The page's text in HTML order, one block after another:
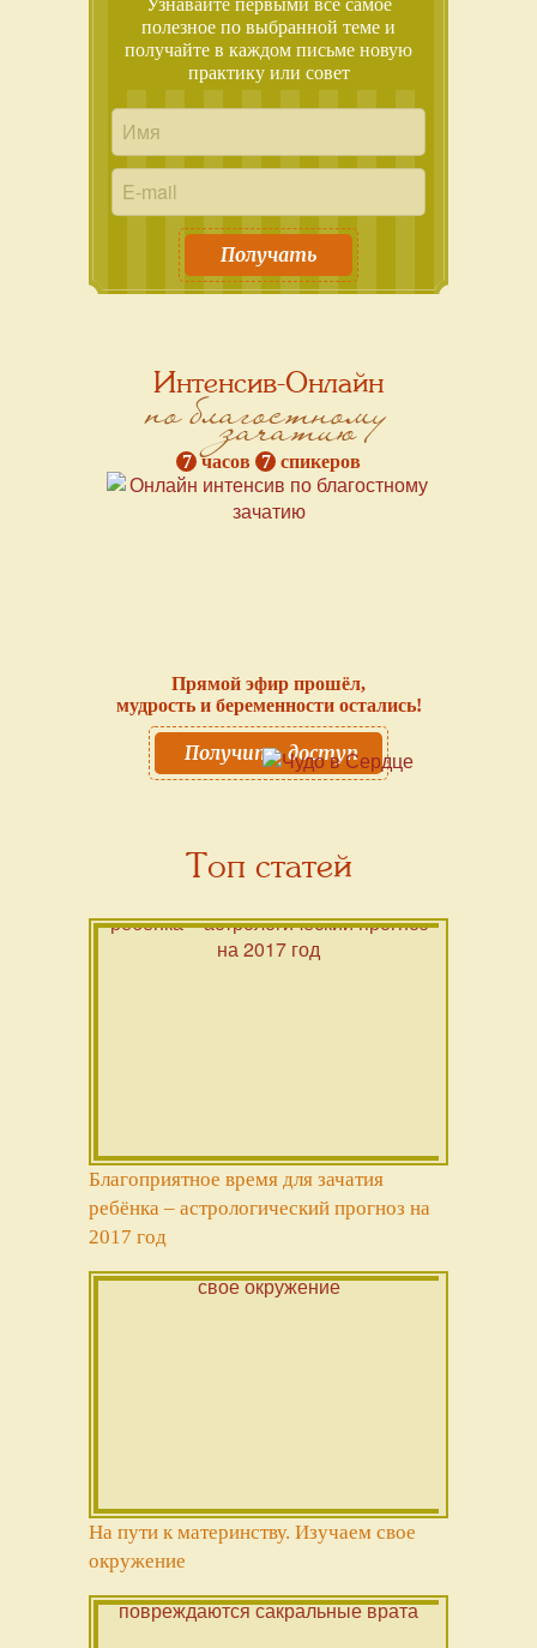
полезное по выбранной теме и
получайте в каждом письме новую
практику или совет
Получать
Интенсив-Онлайн
по благостному
зачатию
7 часов 7 спикеров
Прямой эфир прошёл,
мудрость и беременности остались!
Получить доступ
Топ статей
Благоприятное время для зачатия
ребёнка – астрологический прогноз на
2017 год
На пути к материнству. Изучаем свое
окружение